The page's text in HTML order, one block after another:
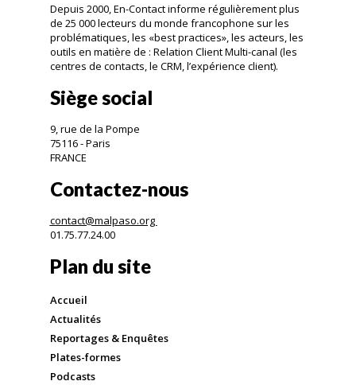
Depuis 2000, En-Contact informe régulièrement plus
de 25 000 lecteurs du monde francophone sur les
problématiques, les «best practices», les acteurs, les
outils en matière de : Relation Client Multi-canal (les
centres de contacts, le CRM, l’expérience client).
Siège social
9, rue de la Pompe
75116 - Paris
FRANCE
Contactez-nous
contact@malpaso.org
01.75.77.24.00
Plan du site
Accueil
Actualités
Reportages & Enquêtes
Plates-formes
Podcasts